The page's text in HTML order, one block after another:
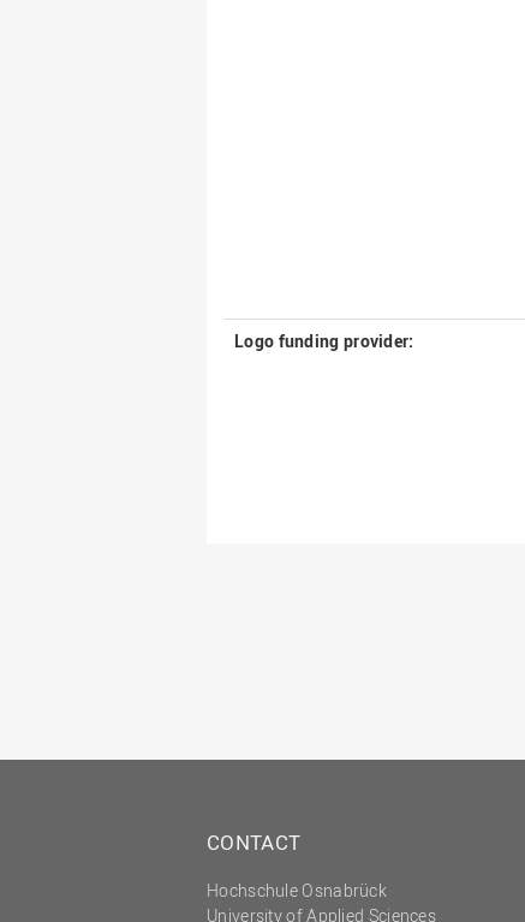
Logo funding provider:
CONTACT
Hochschule Osnabrück
University of Applied Sciences